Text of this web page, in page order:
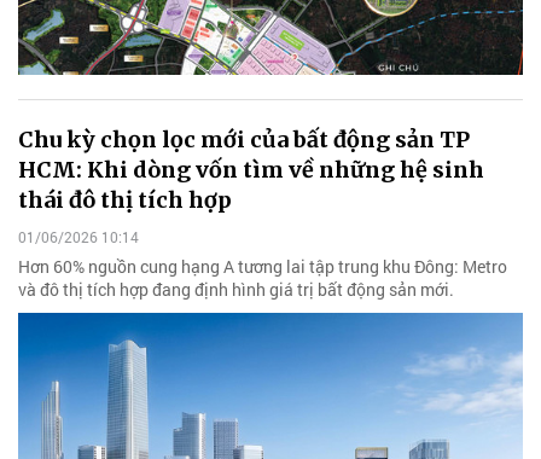
Chu kỳ chọn lọc mới của bất động sản TP
HCM: Khi dòng vốn tìm về những hệ sinh
thái đô thị tích hợp
01/06/2026 10:14
Hơn 60% nguồn cung hạng A tương lai tập trung khu Đông: Metro
và đô thị tích hợp đang định hình giá trị bất động sản mới.